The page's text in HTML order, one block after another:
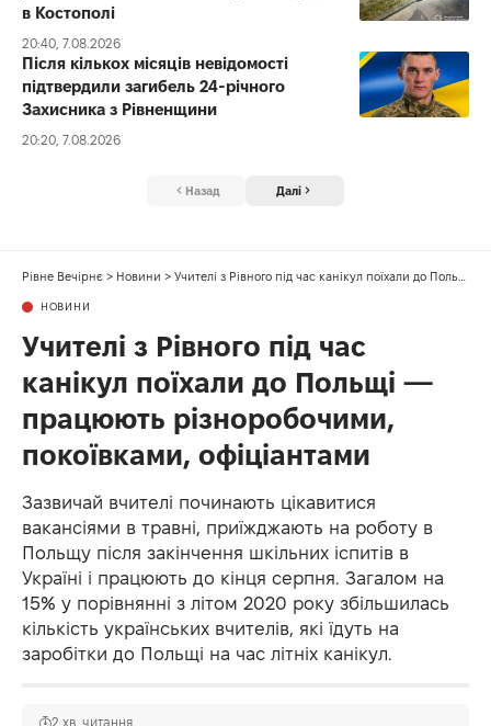
в Костополі
20:40, 7.08.2026
Після кількох місяців невідомості
підтвердили загибель 24-річного
Захисника з Рівненщини
20:20, 7.08.2026
Назад Далі
Рівне Вечірнє > Новини > Учителі з Рівного під час канікул поїхали до Польщі — працюють різноробочими, покоївками, офіціантами
НОВИНИ
Учителі з Рівного під час
канікул поїхали до Польщі —
працюють різноробочими,
покоївками, офіціантами
Зазвичай вчителі починають цікавитися
вакансіями в травні, приїжджають на роботу в
Польщу після закінчення шкільних іспитів в
Україні і працюють до кінця серпня. Загалом на
15% у порівнянні з літом 2020 року збільшилась
кількість українських вчителів, які їдуть на
заробітки до Польщі на час літніх канікул.
2 хв. читання